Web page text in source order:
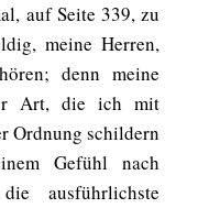
auf Seite 339, zu
meine Herren,
denn meine
Art, die ich mit
Ordnung schildern
Gefühl nach
ausführlichste